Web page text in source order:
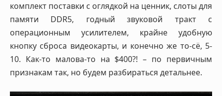
комплект поставки с оглядкой на ценник, слоты для
памяти DDR5, годный звуковой тракт с
операционным усилителем, крайне удобную
кнопку сброса видеокарты, и конечно же то-сё, 5-
10. Как-то малова-то на $400?! – по первичным
признакам так, но будем разбираться детальнее.